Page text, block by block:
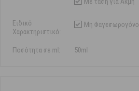
Ειδικό
Χαρακτηριστικό:
Μη Φαγεσωρογόνο
Ποσότητα σε ml: 50ml